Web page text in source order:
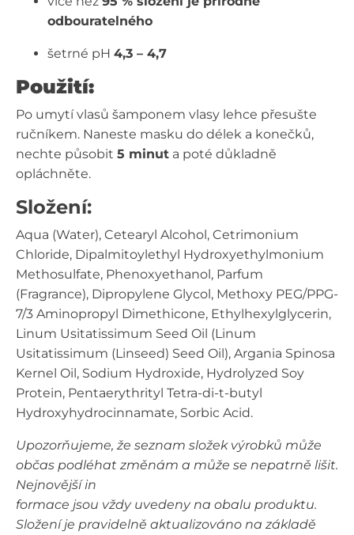
odbouratelného
šetrné pH 4,3 – 4,7
Použití:
Po umytí vlasů šamponem vlasy lehce přesušte
ručníkem. Naneste masku do délek a konečků,
nechte působit 5 minut a poté důkladně
opláchněte.
Složení:
Aqua (Water), Cetearyl Alcohol, Cetrimonium
Chloride, Dipalmitoylethyl Hydroxyethylmonium
Methosulfate, Phenoxyethanol, Parfum
(Fragrance), Dipropylene Glycol, Methoxy PEG/PPG-
7/3 Aminopropyl Dimethicone, Ethylhexylglycerin,
Linum Usitatissimum Seed Oil (Linum
Usitatissimum (Linseed) Seed Oil), Argania Spinosa
Kernel Oil, Sodium Hydroxide, Hydrolyzed Soy
Protein, Pentaerythrityl Tetra-di-t-butyl
Hydroxyhydrocinnamate, Sorbic Acid.
Upozorňujeme, že seznam složek výrobků může
občas podléhat změnám a může se nepatrně lišit.
Nejnovější in
formace jsou vždy uvedeny na obalu produktu.
Složení je pravidelně aktualizováno na základě